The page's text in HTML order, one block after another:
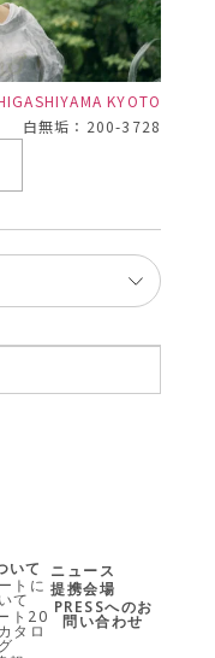
KYOTO
白無垢：200-3728
いて
トに
て
ト20
タロ
グ
ニュース
提携会場
PRESSへのお
問い合わせ